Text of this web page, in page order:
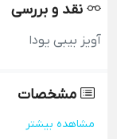
نقد و بررسی
آویز بیبی یودا
مشخصات
مشاهده بیشتر